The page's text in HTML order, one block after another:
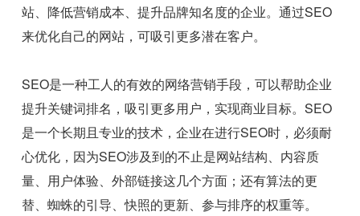
站、降低营销成本、提升品牌知名度的企业。通过SEO
来优化自己的网站，可吸引更多潜在客户。
SEO是一种工人的有效的网络营销手段，可以帮助企业
提升关键词排名，吸引更多用户，实现商业目标。SEO
是一个长期且专业的技术，企业在进行SEO时，必须耐
心优化，因为SEO涉及到的不止是网站结构、内容质
量、用户体验、外部链接这几个方面；还有算法的更
替、蜘蛛的引导、快照的更新、参与排序的权重等。